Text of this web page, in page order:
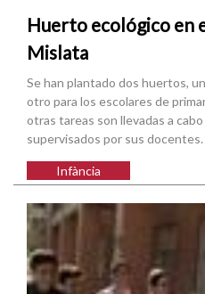
Huerto ecológico en
Mislata
Se han plantado dos huertos,
otro para los escolares de
otras tareas son llevadas a
supervisados por sus docentes.
Infància